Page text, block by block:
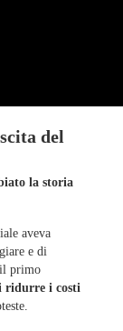
del
la storia
aveva
e di
il primo
ridurre i costi